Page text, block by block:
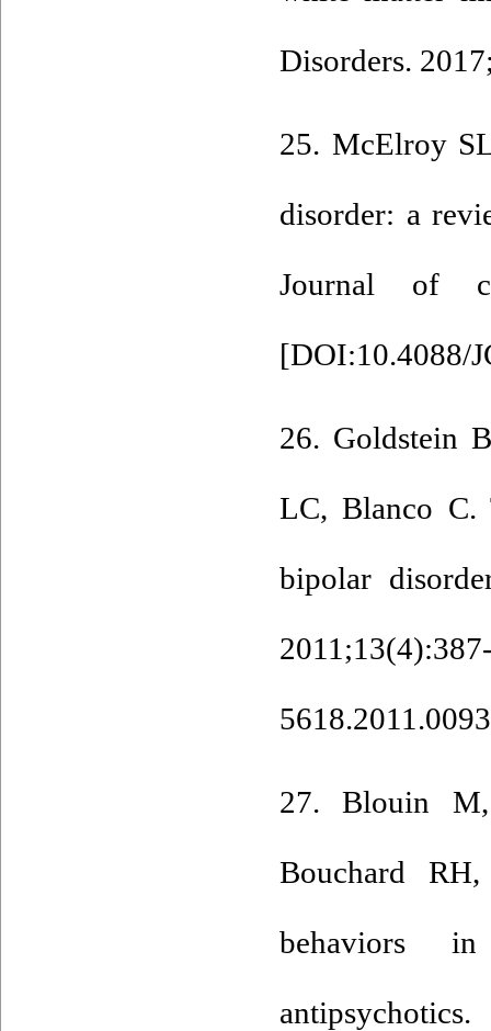
Disorders.
25. McElroy
disorder: a
Journal of
[DOI:10.4088/
26. Goldstein
LC, Blanco C.
bipolar
27. Blouin
Bouchard
behaviors